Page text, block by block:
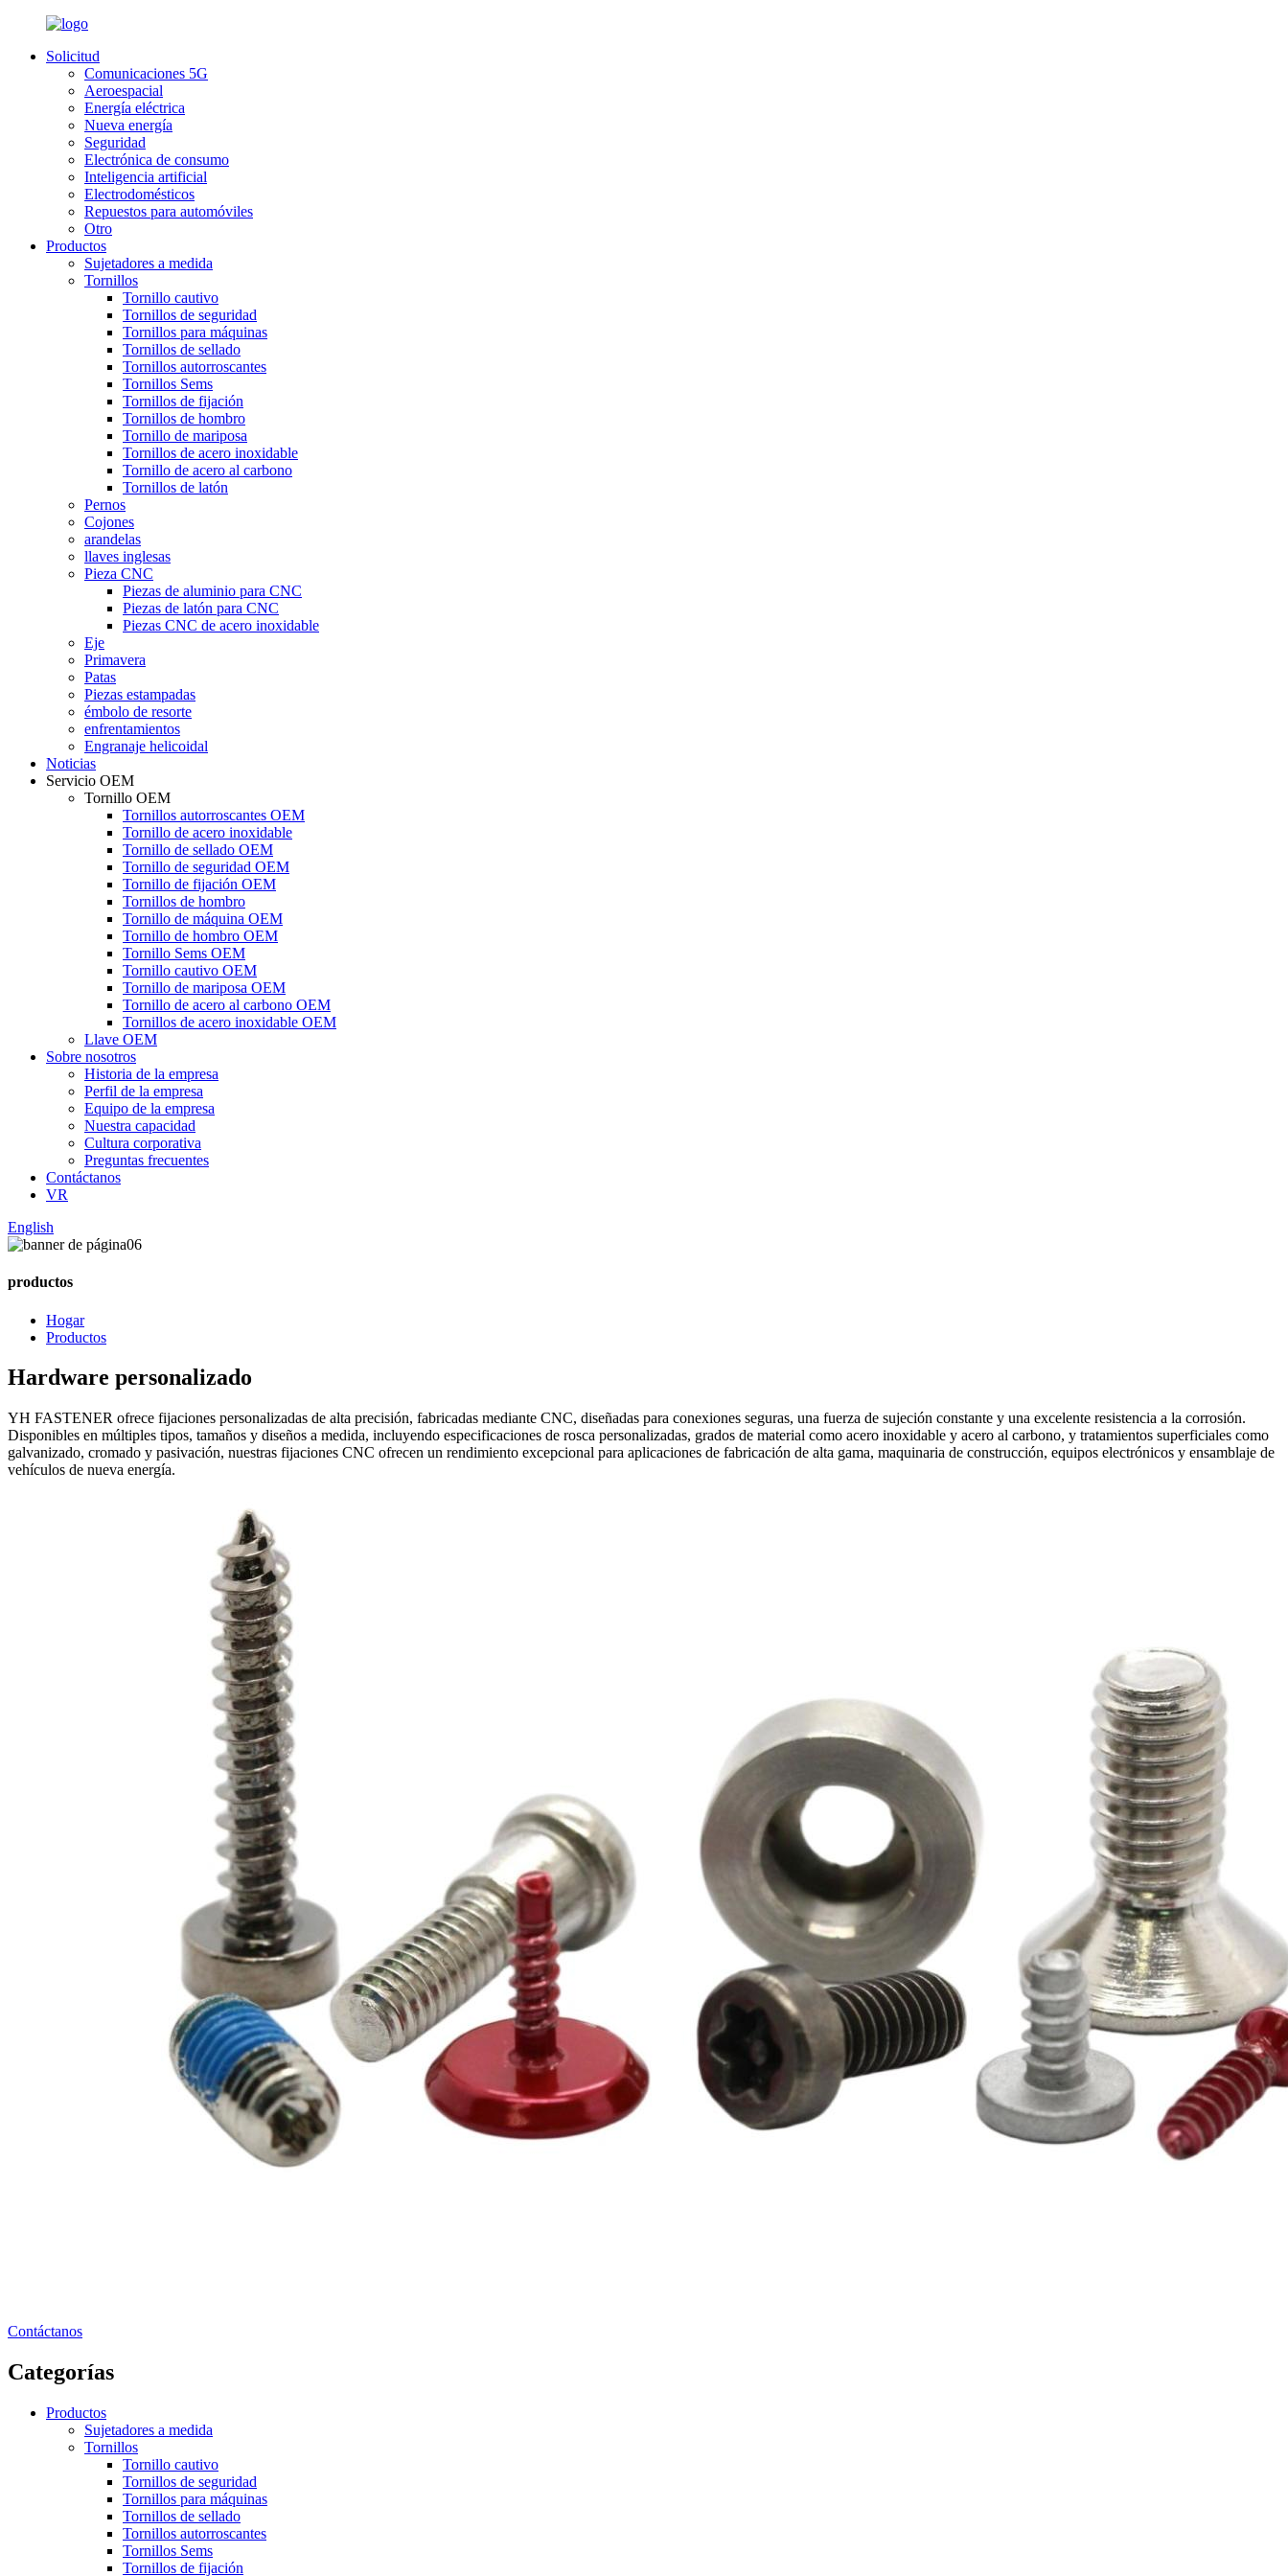
Solicitud
Comunicaciones 5G
Aeroespacial
Energía eléctrica
Nueva energía
Seguridad
Electrónica de consumo
Inteligencia artificial
Electrodomésticos
Repuestos para automóviles
Otro
Productos
Sujetadores a medida
Tornillos
Tornillo cautivo
Tornillos de seguridad
Tornillos para máquinas
Tornillos de sellado
Tornillos autorroscantes
Tornillos Sems
Tornillos de fijación
Tornillos de hombro
Tornillo de mariposa
Tornillos de acero inoxidable
Tornillo de acero al carbono
Tornillos de latón
Pernos
Cojones
arandelas
llaves inglesas
Pieza CNC
Piezas de aluminio para CNC
Piezas de latón para CNC
Piezas CNC de acero inoxidable
Eje
Primavera
Patas
Piezas estampadas
émbolo de resorte
enfrentamientos
Engranaje helicoidal
Noticias
Servicio OEM
Tornillo OEM
Tornillos autorroscantes OEM
Tornillo de acero inoxidable
Tornillo de sellado OEM
Tornillo de seguridad OEM
Tornillo de fijación OEM
Tornillos de hombro
Tornillo de máquina OEM
Tornillo de hombro OEM
Tornillo Sems OEM
Tornillo cautivo OEM
Tornillo de mariposa OEM
Tornillo de acero al carbono OEM
Tornillos de acero inoxidable OEM
Llave OEM
Sobre nosotros
Historia de la empresa
Perfil de la empresa
Equipo de la empresa
Nuestra capacidad
Cultura corporativa
Preguntas frecuentes
Contáctanos
VR
English
productos
Hogar
Productos
Hardware personalizado
YH FASTENER ofrece fijaciones personalizadas de alta precisión, fabricadas mediante CNC, diseñadas para conexiones seguras, una fuerza de sujeción constante y una excelente resistencia a la corrosión.
Disponibles en múltiples tipos, tamaños y diseños a medida, incluyendo especificaciones de rosca personalizadas, grados de material como acero inoxidable y acero al carbono, y tratamientos superficiales como
galvanizado, cromado y pasivación, nuestras fijaciones CNC ofrecen un rendimiento excepcional para aplicaciones de fabricación de alta gama, maquinaria de construcción, equipos electrónicos y ensamblaje de
vehículos de nueva energía.
Contáctanos
Categorías
Productos
Sujetadores a medida
Tornillos
Tornillo cautivo
Tornillos de seguridad
Tornillos para máquinas
Tornillos de sellado
Tornillos autorroscantes
Tornillos Sems
Tornillos de fijación